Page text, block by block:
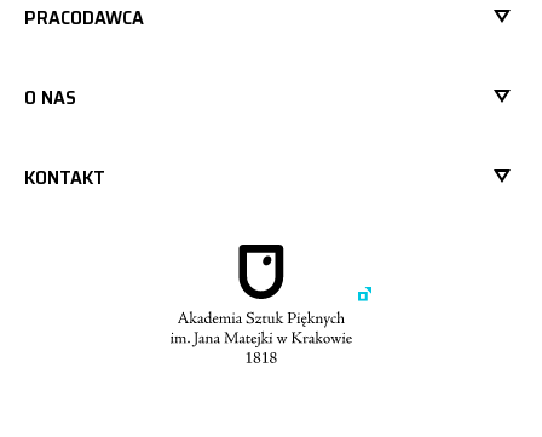
PRACODAWCA
O NAS
KONTAKT